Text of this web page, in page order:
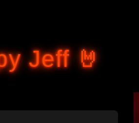
Jeff 🤘